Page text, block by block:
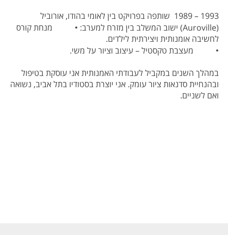
1993 – 1989 שותפה בפרויקט בין לאומי בהודו, אורוביל
(
Auroville) ישוב המשלב בין מזרח למערב: • מנחת קורס
לחשיבה אומנותית ויצירתית לילדים.
• מעצבת טקסטיל – עיצוב וציור על משי.
במהלך השנים במקביל לעבודתי האמנותית אני עוסקת בטיפול
ובהנחיית סדנאות ציור עומק. אני יוצרת בסטודיו בתל אביב, נשואה
ואם לשניים.